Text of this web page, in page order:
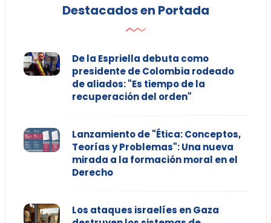
Destacados en Portada
De la Espriella debuta como
presidente de Colombia rodeado
de aliados: "Es tiempo de la
recuperación del orden"
Lanzamiento de "Ética: Conceptos,
Teorías y Problemas": Una nueva
mirada a la formación moral en el
Derecho
Los ataques israelíes en Gaza